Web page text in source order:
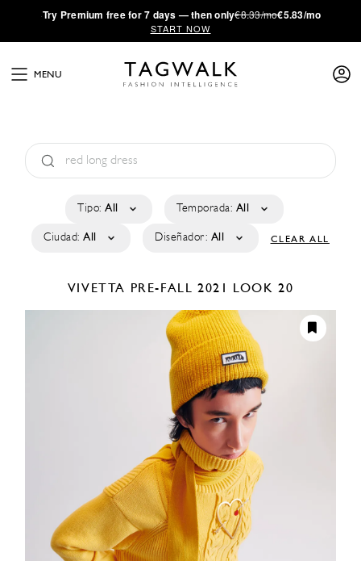
·Try Premium free for 7 days — then only€8.33/mo€5.83/mo
START NOW
MENU
Tipo: All Temporada: All
Ciudad: All Diseñador: All CLEAR ALL
VIVETTA PRE-FALL 2021 LOOK 20